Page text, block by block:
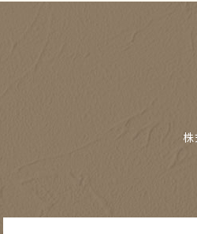
株